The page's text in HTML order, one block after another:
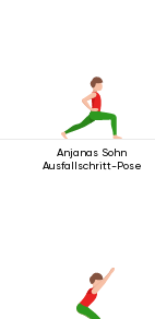
Anjanas Sohn
Ausfallschritt-Pose